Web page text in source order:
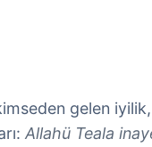
gelen
Allahü Teala